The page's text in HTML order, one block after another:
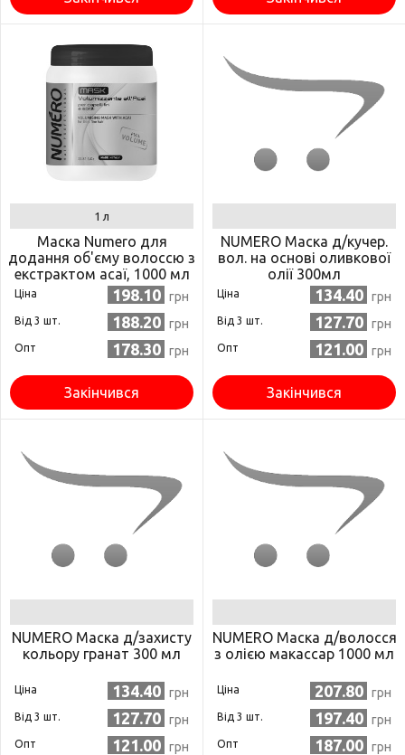
1 л
Маска Numero для
додання об'єму волоссю з
екстрактом асаї, 1000 мл
(8011935075508)
Ціна 198.10 грн
Від 3 шт. 188.20 грн
Опт 178.30 грн
Закінчився
NUMERO Маска д/кучер.
вол. на основі оливкової
олії 300мл
Ціна 134.40 грн
Від 3 шт. 127.70 грн
Опт 121.00 грн
Закінчився
NUMERO Маска д/захисту
кольору гранат 300 мл
Ціна 134.40 грн
Від 3 шт. 127.70 грн
Опт 121.00 грн
NUMERO Маска д/волосся
з олією макассар 1000 мл
Ціна 207.80 грн
Від 3 шт. 197.40 грн
Опт 187.00 грн